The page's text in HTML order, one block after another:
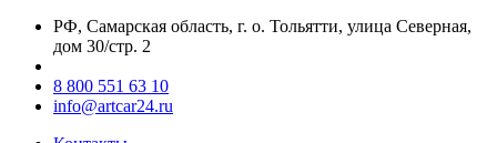
РФ, Самарская область, г. о. Тольятти, улица Северная,
дом 30/стр. 2
8 800 551 63 10
info@artcar24.ru